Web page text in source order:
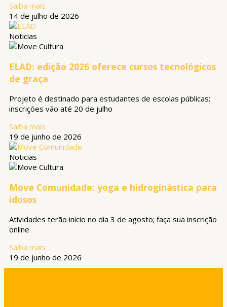
Saiba mais
14 de julho de 2026
Noticias
ELAD: edição 2026 oferece cursos tecnológicos
de graça
Projeto é destinado para estudantes de escolas públicas;
inscrições vão até 20 de julho
Saiba mais
19 de junho de 2026
Noticias
Move Comunidade: yoga e hidroginástica para
idosos
Atividades terão início no dia 3 de agosto; faça sua inscrição
online
Saiba mais
19 de junho de 2026